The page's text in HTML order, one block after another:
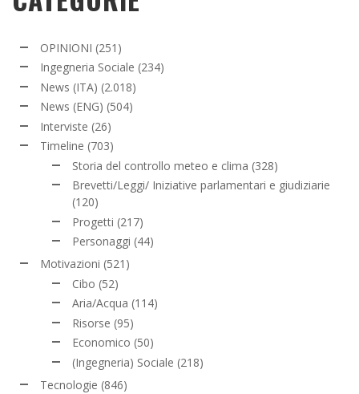
OPINIONI (251)
Ingegneria Sociale (234)
News (ITA) (2.018)
News (ENG) (504)
Interviste (26)
Timeline (703)
Storia del controllo meteo e clima (328)
Brevetti/Leggi/ Iniziative parlamentari e giudiziarie
(120)
Progetti (217)
Personaggi (44)
Motivazioni (521)
Cibo (52)
Aria/Acqua (114)
Risorse (95)
Economico (50)
(Ingegneria) Sociale (218)
Tecnologie (846)